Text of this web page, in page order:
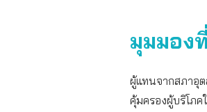
มุมมอง
ผู้แทนจากสภาอุต
คุ้มครองผู้บริโภค